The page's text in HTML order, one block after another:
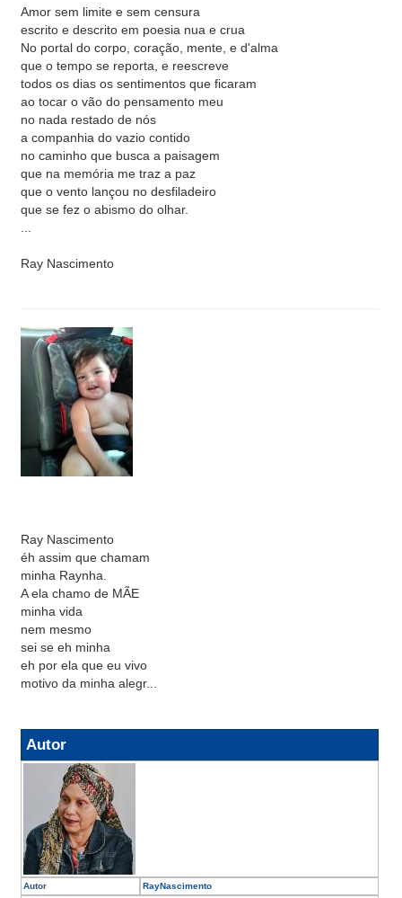
Amor sem limite e sem censura
escrito e descrito em poesia nua e crua
No portal do corpo, coração, mente, e d'alma
que o tempo se reporta, e reescreve
todos os dias os sentimentos que ficaram
ao tocar o vão do pensamento meu
no nada restado de nós
a companhia do vazio contido
no caminho que busca a paisagem
que na memória me traz a paz
que o vento lançou no desfiladeiro
que se fez o abismo do olhar.
Ray Nascimento
Ray Nascimento
éh assim que chamam
minha Raynha.
A ela chamo de MÃE
minha vida
nem mesmo
sei se eh minha
eh por ela que eu vivo
motivo da minha alegr...
Autor
Autor RayNascimento